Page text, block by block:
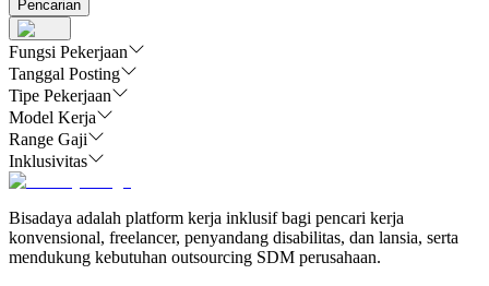
Pencarian
Fungsi Pekerjaan
Tanggal Posting
Tipe Pekerjaan
Model Kerja
Range Gaji
Inklusivitas
Bisadaya adalah platform kerja inklusif bagi pencari kerja
konvensional, freelancer, penyandang disabilitas, dan lansia, serta
mendukung kebutuhan outsourcing SDM perusahaan.